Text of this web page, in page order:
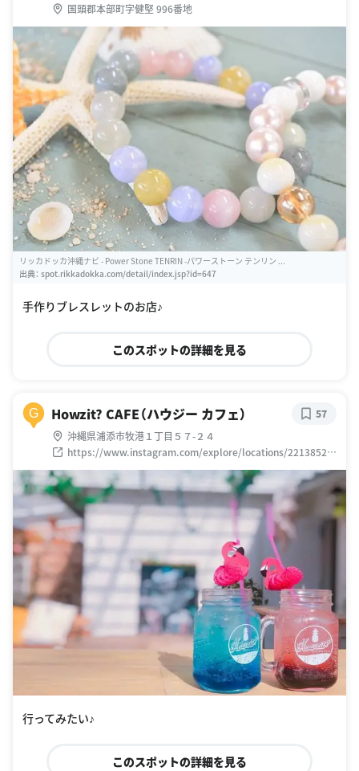
国頭郡本部町字健堅 996番地
リッカドッカ沖縄ナビ - Power Stone TENRIN -パワーストーン テンリン ...
出典： spot.rikkadokka.com/detail/index.jsp?id=647
手作りブレスレットのお店♪
このスポットの詳細を見る
G Howzit? CAFE（ハウジー カフェ）
沖縄県浦添市牧港１丁目５７-２４
https://www.instagram.com/explore/locations/22138521
28880877/howzitcafe/
57
行ってみたい♪
このスポットの詳細を見る